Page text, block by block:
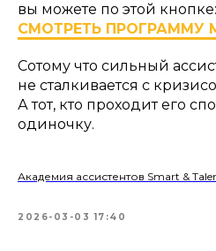
вы можете по этой кнопке:
СМОТРЕТЬ ПРОГРАММУ
Сотому что сильный
не сталкивается с
А тот, кто проходит его
одиночку.
Академия ассистентов Smart &
2026-03-03 17:40